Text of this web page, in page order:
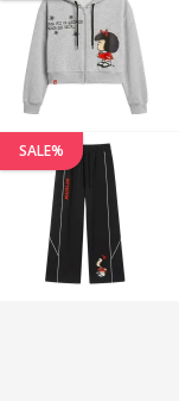
SALE%